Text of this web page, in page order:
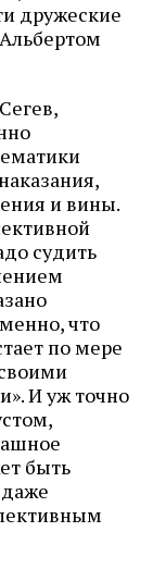
дружеские
и вины.
судить
что
по мере
И уж точно
быть